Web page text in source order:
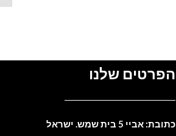
הפרטים שלנו
כתובת: אביי 5 בית שמש. ישראל